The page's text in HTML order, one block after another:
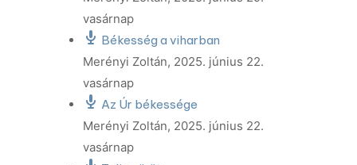
vasárnap
Békesség a viharban
Merényi Zoltán, 2025. június 22.
vasárnap
Az Úr békessége
Merényi Zoltán, 2025. június 22.
vasárnap